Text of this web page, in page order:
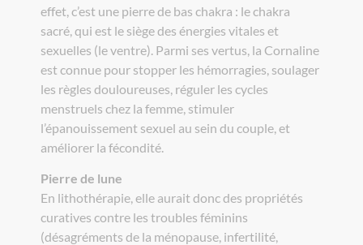
effet, c’est une pierre de bas chakra : le chakra
sacré, qui est le siège des énergies vitales et
sexuelles (le ventre). Parmi ses vertus, la Cornaline
est connue pour stopper les hémorragies, soulager
les règles douloureuses, réguler les cycles
menstruels chez la femme, stimuler
l’épanouissement sexuel au sein du couple, et
améliorer la fécondité.
Pierre de lune
En lithothérapie, elle aurait donc des propriétés
curatives contre les troubles féminins
(désagréments de la ménopause, infertilité,